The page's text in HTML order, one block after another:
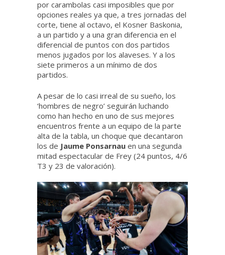
por carambolas casi imposibles que por
opciones reales ya que, a tres jornadas del
corte, tiene al octavo, el Kosner Baskonia,
a un partido y a una gran diferencia en el
diferencial de puntos con dos partidos
menos jugados por los alaveses. Y a los
siete primeros a un mínimo de dos
partidos.
A pesar de lo casi irreal de su sueño, los
‘hombres de negro’ seguirán luchando
como han hecho en uno de sus mejores
encuentros frente a un equipo de la parte
alta de la tabla, un choque que decantaron
los de Jaume Ponsarnau en una segunda
mitad espectacular de Frey (24 puntos, 4/6
T3 y 23 de valoración).